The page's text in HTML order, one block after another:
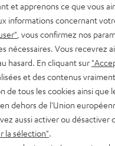
à nos
près de cinq ans. Mes
actif du bruit
et à la
appels téléphoniques
et apprenons ce que vous
informations concernant
, vous confirmez nos
nécessaires. Vous recevrez
hasard. En cliquant sur
et des contenus
de tous les cookies ainsi
dehors de l'Union
aussi activer ou
la sélection".